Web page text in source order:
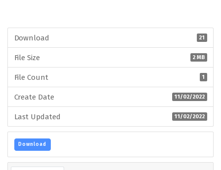
Download 21
File Size 2 MB
File Count 1
Create Date 11/02/2022
Last Updated 11/02/2022
Download